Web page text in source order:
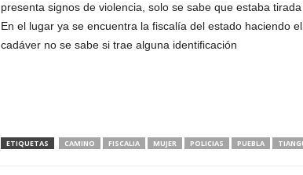
presenta signos de violencia, solo se sabe que estaba
En el lugar ya se encuentra la fiscalía del estado haciendo
cadáver no se sabe si trae alguna identificación
ETIQUETAS CAMINO FISCALIA MUJER POLICIAS PUEBLA